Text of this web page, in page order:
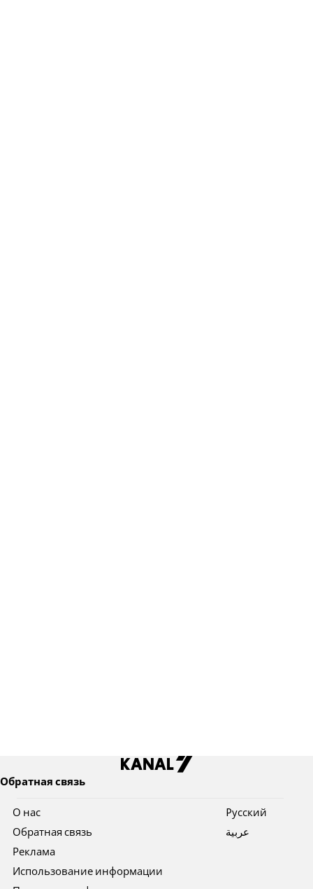
Обратная связь
О нас
Обратная связь
Реклама
Использование информации
Pусский
عربية